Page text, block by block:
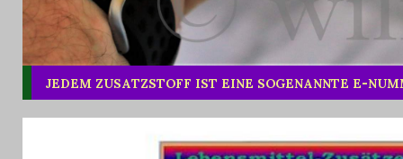
JEDEM ZUSATZSTOFF IST EINE SOGENANNTE E-